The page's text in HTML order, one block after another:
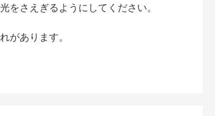
さえぎるようにしてください。
があります。